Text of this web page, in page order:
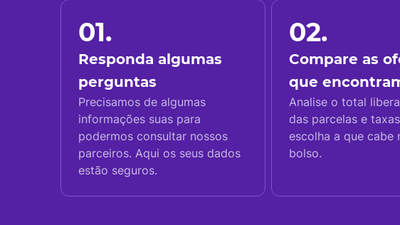
01.
Responda algumas
perguntas
Precisamos de algumas
informações suas para
podermos consultar nossos
parceiros. Aqui os seus dados
estão seguros.
02.
Compare as
que
Analise o total
das parcelas e
escolha a que cabe
bolso.